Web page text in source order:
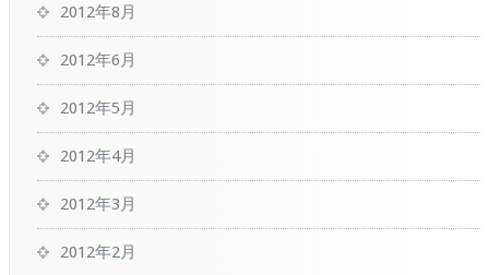
2012年8月
2012年6月
2012年5月
2012年4月
2012年3月
2012年2月